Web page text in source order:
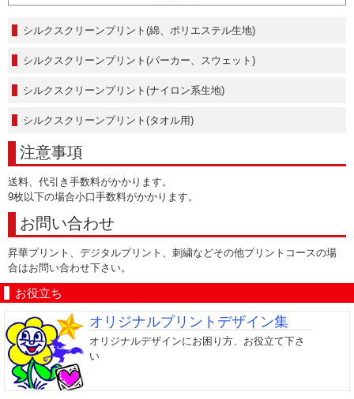
シルクスクリーンプリント(綿、ポリエステル生地)
シルクスクリーンプリント(パーカー、スウェット)
シルクスクリーンプリント(ナイロン系生地)
シルクスクリーンプリント (タオル用)
注意事項
送料、代引き手数料がかかります。
9枚以下の場合小口手数料がかかります。
お問い合わせ
昇華プリント、デジタルプリント、刺繍などその他プリントコースの場
合はお問い合わせ下さい。
お役立ち
オリジナルプリントデザイン集
オリジナルデザインにお困り方、お役立て下さ
い